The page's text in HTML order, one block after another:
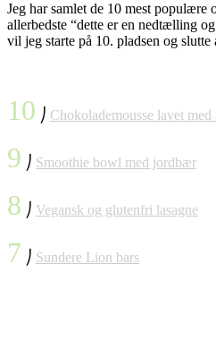
Jeg har samlet de 10 mest populære
allerbedste “dette er en nedtælling
vil jeg starte på 10. pladsen og slutte
10 ⎠ Chokolademousse lavet med
9 ⎠ Smoothie bowl med jordbær
8 ⎠ Vegansk og glutenfri lasagne
7 ⎠ Sundere Lion bars